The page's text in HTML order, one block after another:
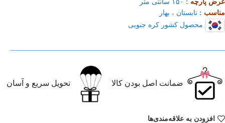
عرض پارچه :
مناسب : تابستان ، بهار
محصول کشور کره جنوبی
ضمانت اصل بودن کالا تحویل سریع و آسان
افزودن به علاقه‌مندی‌ها